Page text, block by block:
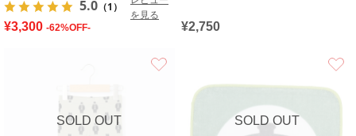
5.0 （1）
を見る
¥3,300 -62%OFF- ¥2,750
SOLD OUT SOLD OUT